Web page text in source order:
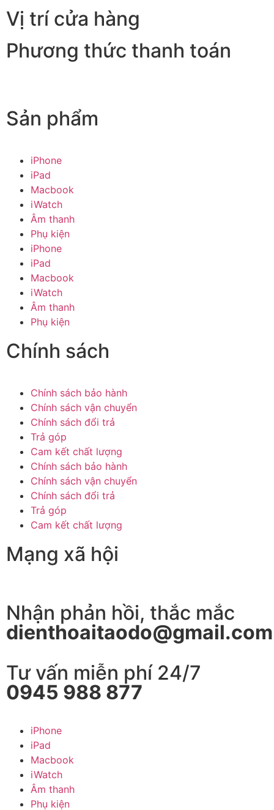
Vị trí cửa hàng
Phương thức thanh toán
Sản phẩm
iPhone
iPad
Macbook
iWatch
Âm thanh
Phụ kiện
iPhone
iPad
Macbook
iWatch
Âm thanh
Phụ kiện
Chính sách
Chính sách bảo hành
Chính sách vận chuyển
Chính sách đổi trả
Trả góp
Cam kết chất lượng
Chính sách bảo hành
Chính sách vận chuyển
Chính sách đổi trả
Trả góp
Cam kết chất lượng
Mạng xã hội
Nhận phản hồi, thắc mắc
dienthoaitaodo@gmail.com
Tư vấn miễn phí 24/7
0945 988 877
iPhone
iPad
Macbook
iWatch
Âm thanh
Phụ kiện